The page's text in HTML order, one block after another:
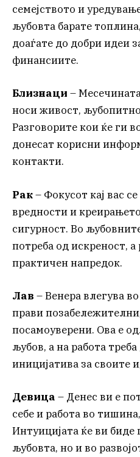
семејството и
љубовта барате
доаѓате до добри идеи
финансиите.
Близнаци –
носи живост,
Разговорите кои ќе ги
донесат корисни
контакти.
Рак– Фокусот кај вас
вредности и
сигурност. Во
потреба од искреност,
практичен напредок.
Лав – Венера влегува
прави
посамоуверени. Ова е
љубов, а на работа
иницијатива за своите
Девица – Денес ви е
себе и работа во
Интуицијата ќе ви биде
љубовта, но и во